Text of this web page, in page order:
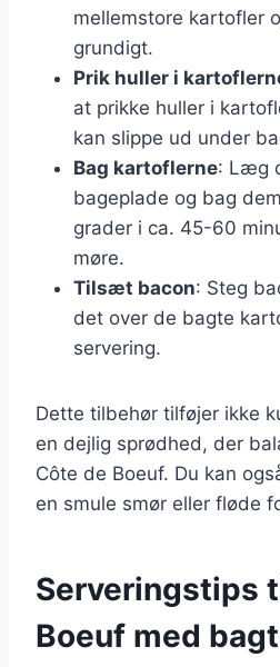
mellemstore kartofler
grundigt.
Prik huller i
at prikke huller i
kan slippe ud under
Bag kartoflerne: Læg
bageplade og bag
grader i ca. 45-60
møre.
Tilsæt bacon: Steg
det over de bagte
servering.
Dette tilbehør tilføjer ikke
en dejlig sprødhed, der
Côte de Boeuf. Du kan
en smule smør eller fløde
Serveringstips
Boeuf med